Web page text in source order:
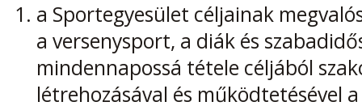
a Sportegyesület céljainak
a versenysport, a diák és
mindennapossá tétele céljából
létrehozásával és működtetésével a